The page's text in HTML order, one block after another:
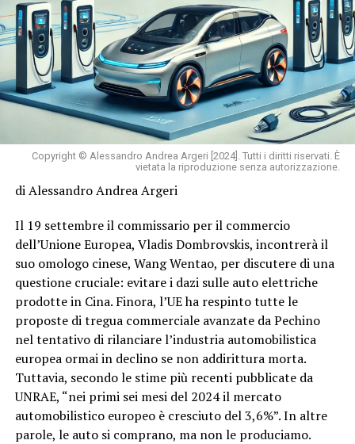
Copyright © Alessandro Andrea Argeri [2024]. Tutti i diritti riservati. È
vietata la riproduzione senza autorizzazione.
di Alessandro Andrea Argeri
Il 19 settembre il commissario per il commercio
dell’Unione Europea, Vladis Dombrovskis, incontrerà il
suo omologo cinese, Wang Wentao, per discutere di una
questione cruciale: evitare i dazi sulle auto elettriche
prodotte in Cina. Finora, l’UE ha respinto tutte le
proposte di tregua commerciale avanzate da Pechino
nel tentativo di rilanciare l’industria automobilistica
europea ormai in declino se non addirittura morta.
Tuttavia, secondo le stime più recenti pubblicate da
UNRAE, “nei primi sei mesi del 2024 il mercato
automobilistico europeo è cresciuto del 3,6%”. In altre
parole, le auto si comprano, ma non le produciamo.